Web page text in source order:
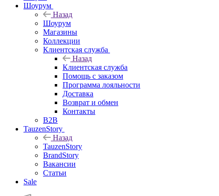
Шоурум
Назад
Шоурум
Магазины
Коллекции
Клиентская служба
Назад
Клиентская служба
Помощь с заказом
Программа лояльности
Доставка
Возврат и обмен
Контакты
B2B
TauzenStory
Назад
TauzenStory
BrandStory
Вакансии
Статьи
Sale